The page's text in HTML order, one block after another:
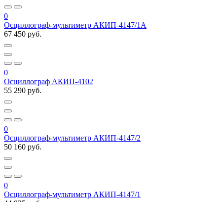
0
Осциллограф-мультиметр АКИП-4147/1А
67 450 руб.
0
Осциллограф АКИП-4102
55 290 руб.
0
Осциллограф-мультиметр АКИП-4147/2
50 160 руб.
0
Осциллограф-мультиметр АКИП-4147/1